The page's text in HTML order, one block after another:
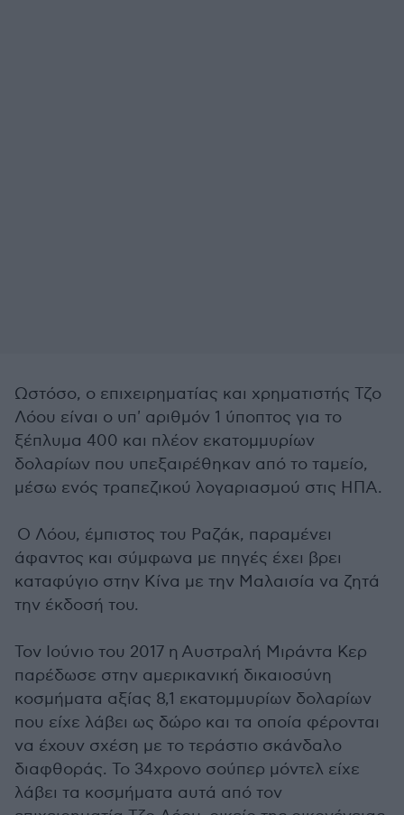
Ωστόσο, ο επιχειρηματίας και χρηματιστής Τζο
Λόου είναι ο υπ' αριθμόν 1 ύποπτος για το
ξέπλυμα 400 και πλέον εκατομμυρίων
δολαρίων που υπεξαιρέθηκαν από το ταμείο,
μέσω ενός τραπεζικού λογαριασμού στις ΗΠΑ.
Ο Λόου, έμπιστος του Ραζάκ, παραμένει
άφαντος και σύμφωνα με πηγές έχει βρει
καταφύγιο στην Κίνα με την Μαλαισία να ζητά
την έκδοσή του.
Τον Ιούνιο του 2017 η Αυστραλή Μιράντα Κερ
παρέδωσε στην αμερικανική δικαιοσύνη
κοσμήματα αξίας 8,1 εκατομμυρίων δολαρίων
που είχε λάβει ως δώρο και τα οποία φέρονται
να έχουν σχέση με το τεράστιο σκάνδαλο
διαφθοράς. Το 34χρονο σούπερ μόντελ είχε
λάβει τα κοσμήματα αυτά από τον